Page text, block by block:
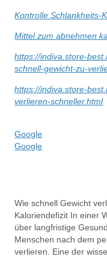
Kontrolle Schlankheits-
Mittel zum abnehmen
https://indiva.store-
schnell-gewicht-zu-
https://indiva.store-
verlieren-schneller.html
Google
Google
Wie schnell Gewicht
Kaloriendefizit In einer
über langfristige
Menschen nach dem
verlieren. Eine der